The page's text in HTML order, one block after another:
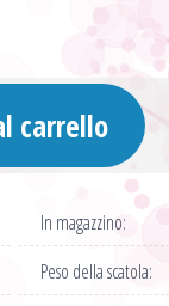
carrello
In magazzino:
Peso della scatola: